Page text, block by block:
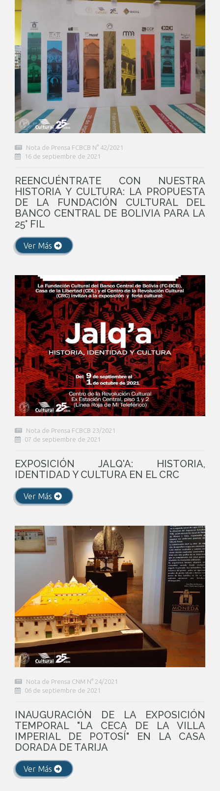
Nota de Prensa FCBCB N° 42/2021
16 de septiembre de 2021
REENCUÉNTRATE CON NUESTRA
HISTORIA Y CULTURA: LA PROPUESTA
DE LA FUNDACIÓN CULTURAL DEL
BANCO CENTRAL DE BOLIVIA PARA LA
25° FIL
Ver Más
Nota de Prensa FCBCB 23/2021
07 de septiembre de 2021
EXPOSICIÓN JALQ'A: HISTORIA,
IDENTIDAD Y CULTURA EN EL CRC
Ver Más
Nota de Prensa CNM N° 24/2021
06 de septiembre de 2021
INAUGURACIÓN DE LA EXPOSICIÓN
TEMPORAL "LA CECA DE LA VILLA
IMPERIAL DE POTOSÍ" EN LA CASA
DORADA DE TARIJA
Ver Más